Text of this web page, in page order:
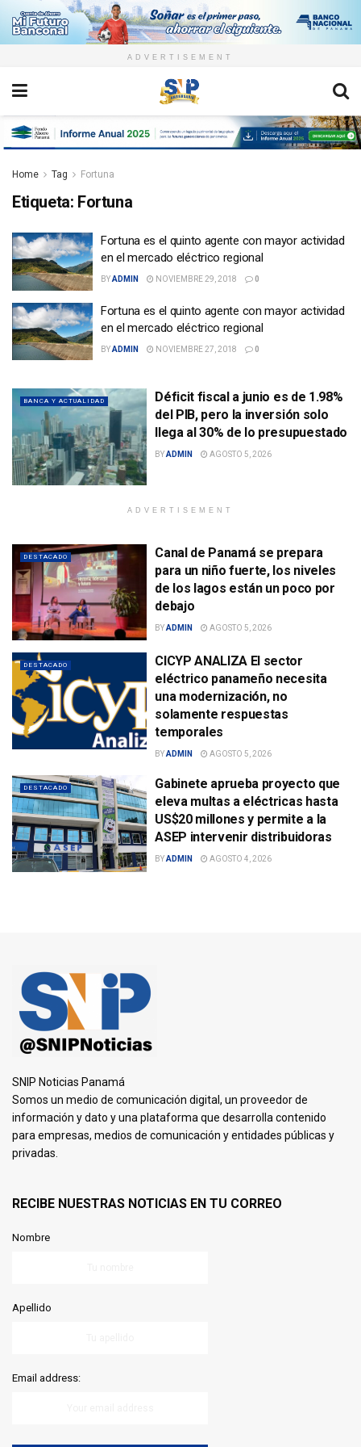
ADVERTISEMENT
Home Tag Fortuna
Etiqueta: Fortuna
Fortuna es el quinto agente con mayor actividad
en el mercado eléctrico regional
BYADMIN NOVIEMBRE 29, 2018 0
Fortuna es el quinto agente con mayor actividad
en el mercado eléctrico regional
BYADMIN NOVIEMBRE 27, 2018 0
BANCA Y ACTUALIDAD
Déficit fiscal a junio es de 1.98%
del PIB, pero la inversión solo
llega al 30% de lo presupuestado
BYADMIN AGOSTO 5, 2026
ADVERTISEMENT
DESTACADO
Canal de Panamá se prepara
para un niño fuerte, los niveles
de los lagos están un poco por
debajo
BYADMIN AGOSTO 5, 2026
DESTACADO
CICYP ANALIZA El sector
eléctrico panameño necesita
una modernización, no
solamente respuestas
temporales
BYADMIN AGOSTO 5, 2026
DESTACADO
Gabinete aprueba proyecto que
eleva multas a eléctricas hasta
US$20 millones y permite a la
ASEP intervenir distribuidoras
BYADMIN AGOSTO 4, 2026
SNIP Noticias Panamá
Somos un medio de comunicación digital, un proveedor de
información y dato y una plataforma que desarrolla contenido
para empresas, medios de comunicación y entidades públicas y
privadas.
RECIBE NUESTRAS NOTICIAS EN TU CORREO
Nombre
Apellido
Email address: